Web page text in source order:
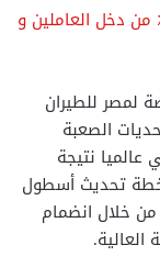
النواب توافق على استقطاع ١٪؜ من دخل العاملين و
لمصر للطيران
الصعبة
نتيجة
بخطة تحديث أسطول
خلال انضمام